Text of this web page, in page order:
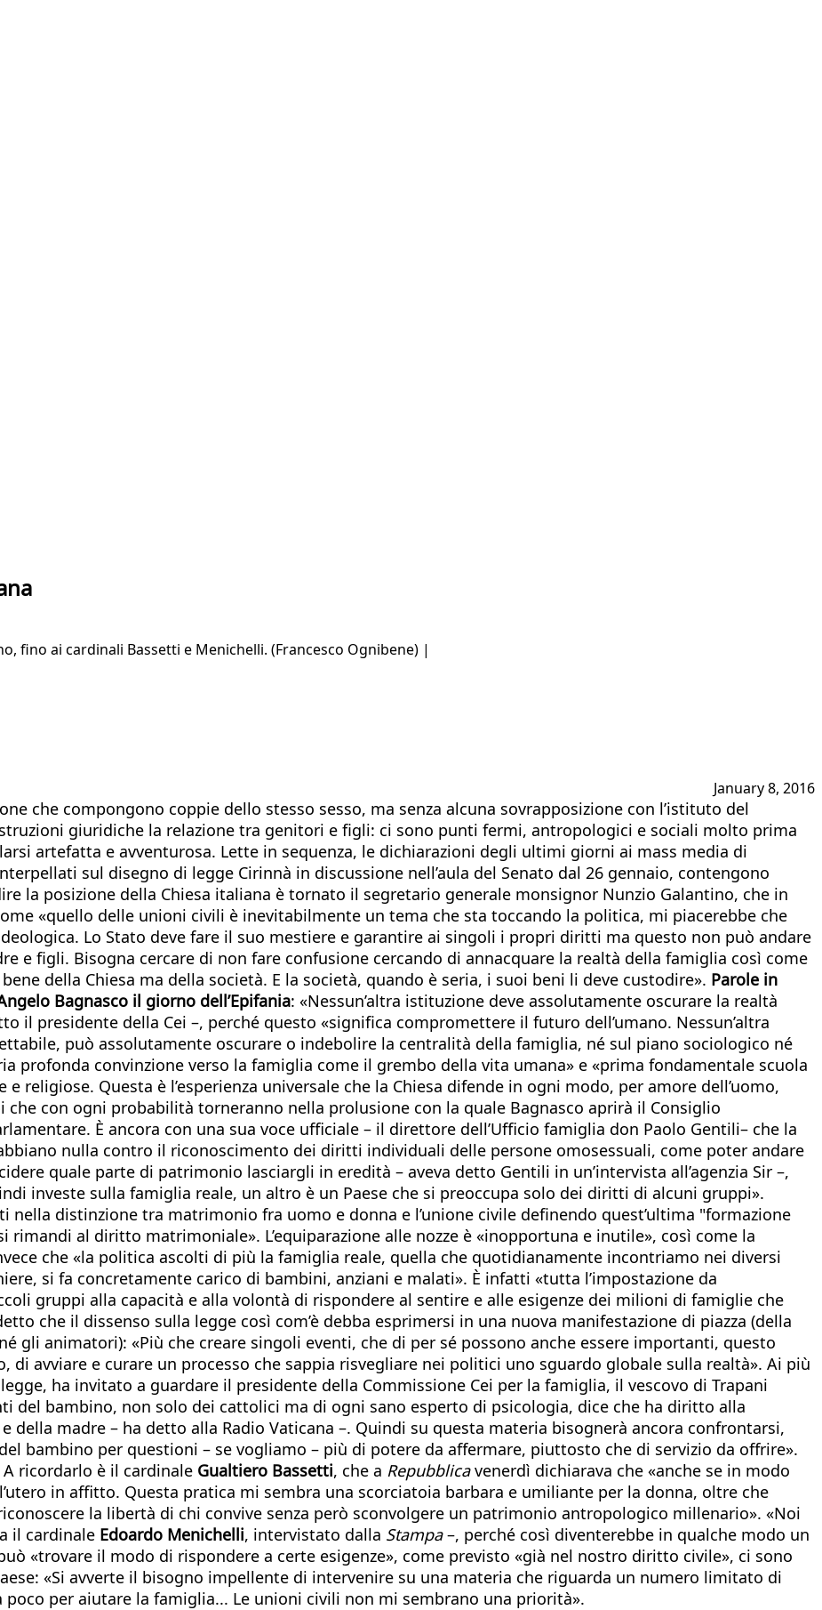
fino ai cardinali Bassetti e Menichelli. (Francesco Ognibene) |
January 8, 2016
che compongono coppie dello stesso sesso, ma senza alcuna sovrapposizione con l’istituto del
giuridiche la relazione tra genitori e figli: ci sono punti fermi, antropologici e sociali molto prima
artefatta e avventurosa. Lette in sequenza, le dichiarazioni degli ultimi giorni ai mass media di
sul disegno di legge Cirinnà in discussione nell’aula del Senato dal 26 gennaio, contengono
la posizione della Chiesa italiana è tornato il segretario generale monsignor Nunzio Galantino, che in
«quello delle unioni civili è inevitabilmente un tema che sta toccando la politica, mi piacerebbe che
Lo Stato deve fare il suo mestiere e garantire ai singoli i propri diritti ma questo non può andare
e figli. Bisogna cercare di non fare confusione cercando di annacquare la realtà della famiglia così come
della Chiesa ma della società. E la società, quando è seria, i suoi beni li deve custodire». Parole in
Bagnasco il giorno dell’Epifania: «Nessun’altra istituzione deve assolutamente oscurare la realtà
il presidente della Cei –, perché questo «significa compromettere il futuro dell’umano. Nessun’altra
può assolutamente oscurare o indebolire la centralità della famiglia, né sul piano sociologico né
profonda convinzione verso la famiglia come il grembo della vita umana» e «prima fondamentale scuola
religiose. Questa è l’esperienza universale che la Chiesa difende in ogni modo, per amore dell’uomo,
che con ogni probabilità torneranno nella prolusione con la quale Bagnasco aprirà il Consiglio
È ancora con una sua voce ufficiale – il direttore dell’Ufficio famiglia don Paolo Gentili– che la
nulla contro il riconoscimento dei diritti individuali delle persone omosessuali, come poter andare
quale parte di patrimonio lasciargli in eredità – aveva detto Gentili in un’intervista all’agenzia Sir –,
investe sulla famiglia reale, un altro è un Paese che si preoccupa solo dei diritti di alcuni gruppi».
nella distinzione tra matrimonio fra uomo e donna e l’unione civile definendo quest’ultima "formazione
rimandi al diritto matrimoniale». L’equiparazione alle nozze è «inopportuna e inutile», così come la
che «la politica ascolti di più la famiglia reale, quella che quotidianamente incontriamo nei diversi
si fa concretamente carico di bambini, anziani e malati». È infatti «tutta l’impostazione da
gruppi alla capacità e alla volontà di rispondere al sentire e alle esigenze dei milioni di famiglie che
che il dissenso sulla legge così com’è debba esprimersi in una nuova manifestazione di piazza (della
gli animatori): «Più che creare singoli eventi, che di per sé possono anche essere importanti, questo
di avviare e curare un processo che sappia risvegliare nei politici uno sguardo globale sulla realtà». Ai più
ha invitato a guardare il presidente della Commissione Cei per la famiglia, il vescovo di Trapani
del bambino, non solo dei cattolici ma di ogni sano esperto di psicologia, dice che ha diritto alla
della madre – ha detto alla Radio Vaticana –. Quindi su questa materia bisognerà ancora confrontarsi,
bambino per questioni – se vogliamo – più di potere da affermare, piuttosto che di servizio da offrire».
ricordarlo è il cardinale Gualtiero Bassetti, che a Repubblicavenerdì dichiarava che «anche se in modo
in affitto. Questa pratica mi sembra una scorciatoia barbara e umiliante per la donna, oltre che
la libertà di chi convive senza però sconvolgere un patrimonio antropologico millenario». «Noi
il cardinale Edoardo Menichelli, intervistato dalla Stampa–, perché così diventerebbe in qualche modo un
«trovare il modo di rispondere a certe esigenze», come previsto «già nel nostro diritto civile», ci sono
«Si avverte il bisogno impellente di intervenire su una materia che riguarda un numero limitato di
poco per aiutare la famiglia... Le unioni civili non mi sembrano una priorità».